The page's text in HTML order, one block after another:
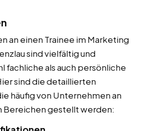
an einen Trainee im Marketing
sind vielfältig und
fachliche als auch persönliche
sind die detaillierten
häufig von Unternehmen an
Bereichen gestellt werden: